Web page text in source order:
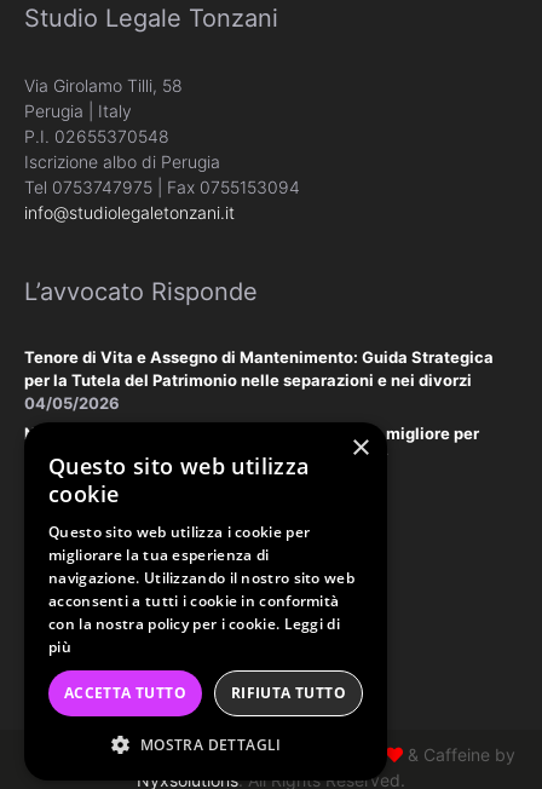
Studio Legale Tonzani
Via Girolamo Tilli, 58
Perugia | Italy
P.I. 02655370548
Iscrizione albo di Perugia
Tel 0753747975 | Fax 0755153094
info@studiolegaletonzani.it
L’avvocato Risponde
Tenore di Vita e Assegno di Mantenimento: Guida Strategica
per la Tutela del Patrimonio nelle separazioni e nei divorzi
04/05/2026
Negoziazione Assistita vs. Tribunale: la scelta migliore per
tutelare il vostro patrimonio e la vostra privacy
18/03/2026
Law & Disclaimer
PRIVACY POLICY
COOKIE POLICY
ORDINE AVVOCATI PERUGIA
Copyright Studio Tonzani 2026 © Made with
& Caffeine by
Nyxsolutions. All Rights Reserved.
×
Questo sito web utilizza
cookie
Questo sito web utilizza i cookie per
migliorare la tua esperienza di
navigazione. Utilizzando il nostro sito web
acconsenti a tutti i cookie in conformità
con la nostra policy per i cookie. Leggi di
più
ACCETTA TUTTO RIFIUTA TUTTO
MOSTRA DETTAGLI